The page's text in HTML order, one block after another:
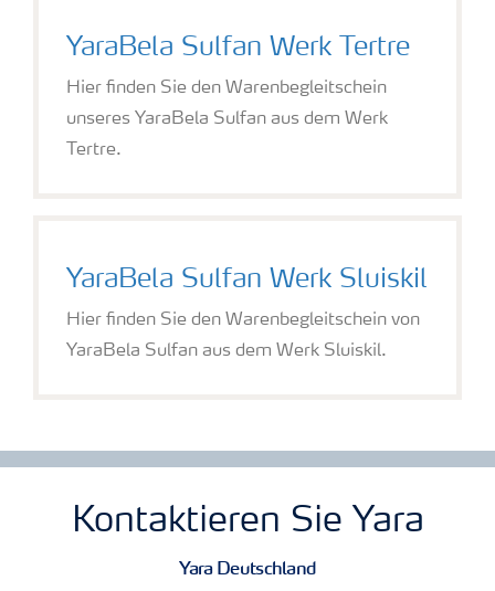
YaraBela Sulfan Werk Tertre
Hier finden Sie den Warenbegleitschein
unseres YaraBela Sulfan aus dem Werk
Tertre.
YaraBela Sulfan Werk Sluiskil
Hier finden Sie den Warenbegleitschein von
YaraBela Sulfan aus dem Werk Sluiskil.
Kontaktieren Sie Yara
Yara Deutschland